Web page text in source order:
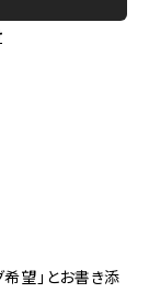
望」とお書き添